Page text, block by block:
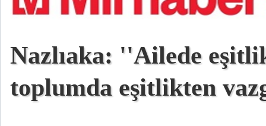
Nazlıaka: ''Ailede
toplumda eşitlikten